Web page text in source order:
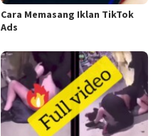
Cara Memasang Iklan TikTok
Ads